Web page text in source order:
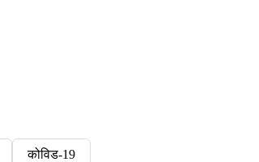
कोविड-19